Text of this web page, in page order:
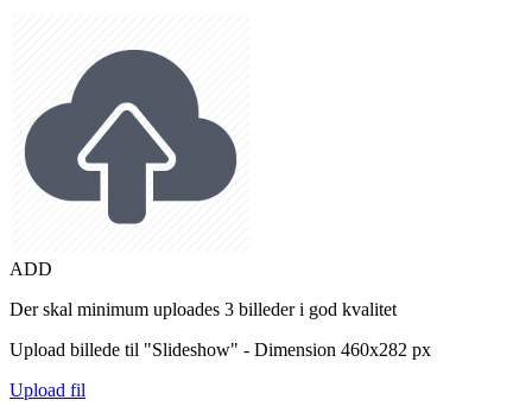
ADD
Der skal minimum uploades 3 billeder i god kvalitet
Upload billede til "Slideshow" - Dimension 460x282 px
Upload fil